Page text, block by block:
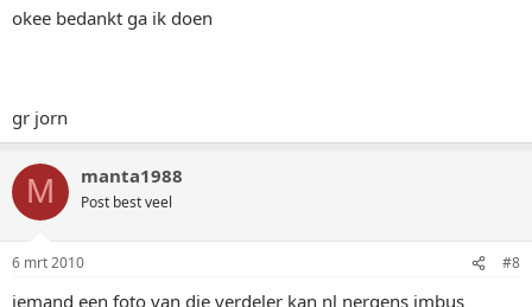
okee bedankt ga ik doen
gr jorn
M manta1988
Post best veel
6 mrt 2010 #8
iemand een foto van die verdeler kan nl nergens imbus